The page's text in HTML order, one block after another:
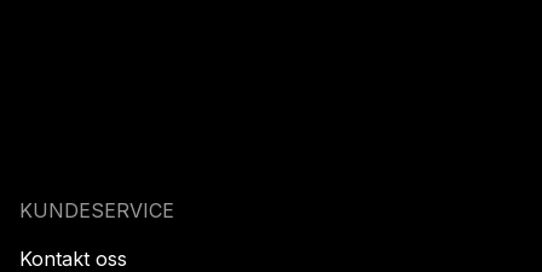
KUNDESERVICE
Kontakt oss